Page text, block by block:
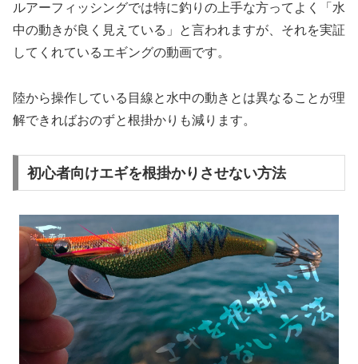
ルアーフィッシングでは特に釣りの上手な方ってよく「水
中の動きが良く見えている」と言われますが、それを実証
してくれているエギングの動画です。
陸から操作している目線と水中の動きとは異なることが理
解できればおのずと根掛かりも減ります。
初心者向けエギを根掛かりさせない方法